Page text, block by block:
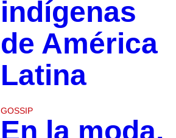
indígenas
de América
Latina
GOSSIP
En la moda,